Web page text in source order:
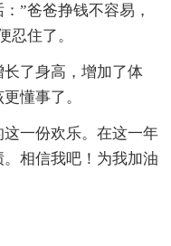
”爸爸挣钱不容易，
忍住了。
了身高，增加了体
懂事了。
一份欢乐。在这一年
相信我吧！为我加油